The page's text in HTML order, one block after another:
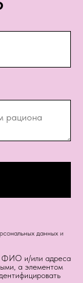
данных и
ФИО и/или адреса
а элементом